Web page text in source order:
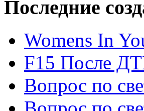
Последние
Womens In
F15 После
Вопрос по